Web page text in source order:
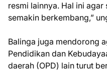
resmi lainnya. Hal ini
semakin berkembang,”
Balinga juga mendorong
Pendidikan dan
daerah (OPD) lain turut